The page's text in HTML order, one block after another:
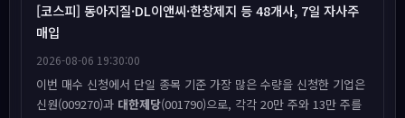
[코스피] 동아지질·DL이앤씨·한창제지 등 48개사, 7일 자사주
매입
2026-08-06 19:30:00
이번 매수 신청에서 단일 종목 기준 가장 많은 수량을 신청한 기업은
신원(009270)과 대한제당(001790)으로, 각각 20만 주와 13만 주를